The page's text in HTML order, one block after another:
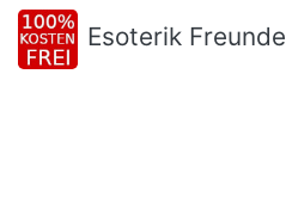
Esoterik Freunde